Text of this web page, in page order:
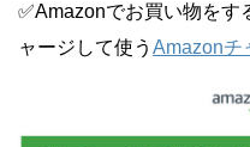
✅Amazonでお買い物をす
ャージして使う Amazonチ